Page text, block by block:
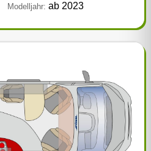
Modelljahr: ab 2023